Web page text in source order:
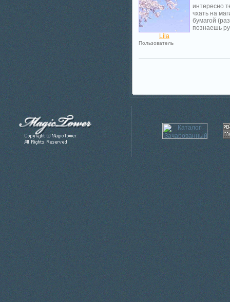
Lila
Пользователь
интересно
чхать на
бумагой
познаешь